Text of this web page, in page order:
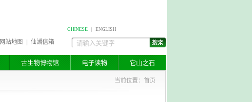
CHINESE | ENGLISH
网站地图 仙湖信箱
古生物博物馆 电子读物 它山之石
当前位置： 首页